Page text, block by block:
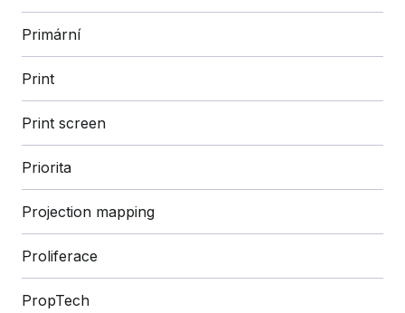
Primární
Print
Print screen
Priorita
Projection mapping
Proliferace
PropTech